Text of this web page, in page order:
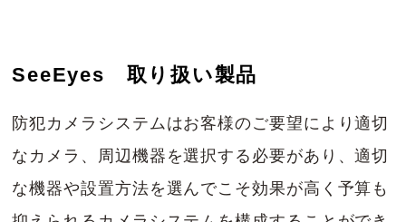
SeeEyes 取り扱い製品
防犯カメラシステムはお客様のご要望により適切
なカメラ、周辺機器を選択する必要があり、適切
な機器や設置方法を選んでこそ効果が高く予算も